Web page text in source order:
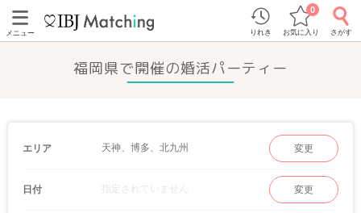
メニュー りれき お気に入り
0
さがす
福岡県で開催の婚活パーティー
エリア 天神、博多、北九州 変更
日付 指定されていません 変更